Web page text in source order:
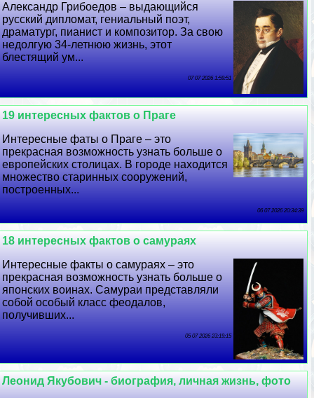
Александр Грибоедов – выдающийся
русский дипломат, гениальный поэт,
драматург, пианист и композитор. За свою
недолгую 34-летнюю жизнь, этот
блестящий ум...
07 07 2026 1:59:51
19 интересных фактов о Праге
Интересные фаты о Праге – это
прекрасная возможность узнать больше о
европейских столицах. В городе находится
множество старинных сооружений,
построенных...
06 07 2026 20:34:39
18 интересных фактов о самураях
Интересные факты о самураях – это
прекрасная возможность узнать больше о
японских воинах. Самураи представляли
собой особый класс феодалов,
получивших...
05 07 2026 23:19:15
Леонид Якубович - биография, личная жизнь, фото